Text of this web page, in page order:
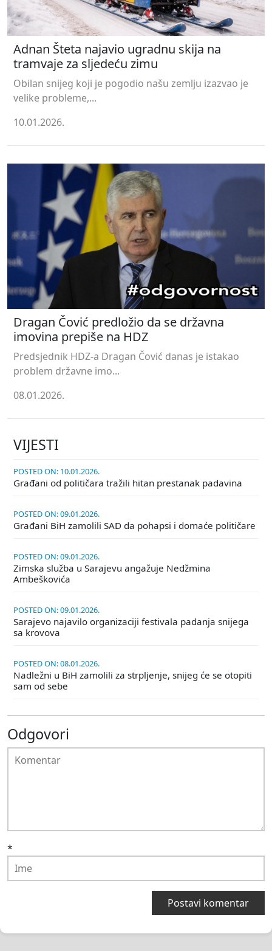
Adnan Šteta najavio ugradnu skija na
tramvaje za sljedeću zimu
Obilan snijeg koji je pogodio našu zemlju izazvao je
velike probleme,...
10.01.2026.
Dragan Čović predložio da se državna
imovina prepiše na HDZ
Predsjednik HDZ-a Dragan Čović danas je istakao
problem državne imo...
08.01.2026.
VIJESTI
POSTED ON: 10.01.2026.
Građani od političara tražili hitan prestanak padavina
POSTED ON: 09.01.2026.
Građani BiH zamolili SAD da pohapsi i domaće političare
POSTED ON: 09.01.2026.
Zimska služba u Sarajevu angažuje Nedžmina
Ambeškovića
POSTED ON: 09.01.2026.
Sarajevo najavilo organizaciji festivala padanja snijega
sa krovova
POSTED ON: 08.01.2026.
Nadležni u BiH zamolili za strpljenje, snijeg će se otopiti
sam od sebe
Odgovori
*